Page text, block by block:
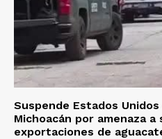
Suspende Estados
Michoacán por amenaza a
exportaciones de